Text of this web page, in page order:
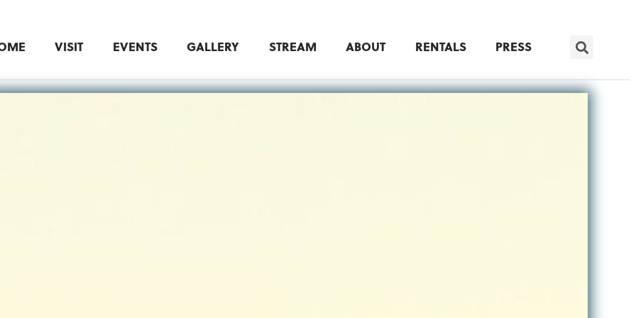
VISIT EVENTS GALLERY STREAM ABOUT RENTALS PRESS